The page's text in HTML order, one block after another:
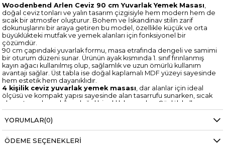
Woodenbend Arlen Ceviz 90 cm Yuvarlak Yemek Masası
doğal ceviz tonları ve yalın tasarım çizgisiyle hem modern hem de
sıcak bir atmosfer oluşturur. Bohem ve İskandinav stilin zarif
dokunuşlarını bir araya getiren bu model, özellikle küçük ve orta
büyüklükteki mutfak ve yemek alanları için fonksiyonel bir
çözümdür.
90 cm çapındaki yuvarlak formu, masa etrafında dengeli ve samimi
bir oturum düzeni sunar. Ürünün ayak kısmında 1. sınıf fırınlanmış
kayın ağacı kullanılmış olup, sağlamlık ve uzun ömürlü kullanım
avantajı sağlar. Üst tabla ise doğal kaplamalı MDF yüzeyi sayesinde
hem estetik hem dayanıklıdır.
4 kişilik ceviz yuvarlak yemek masası , dar alanlar için ideal
ölçüsü ve kompakt yapısı sayesinde alan tasarrufu sunarken, sıcak
ahşap tonuyla mekâna doğal bir şıklık kazandırır. Günlük kullanım
için uygun olan yüzey, hafif nemli bez ile kolayca temizlenebilir.
Kimyasal, dezenfektan ve keskin alkol içeren ürünlerden uzak
tutulması önerilir.
Kurulumu oldukça pratiktir; masa ayakları somun sistemi ile kolayca
monte edilir. Türkiye’nin tüm illerine ücretsiz kargo ile
YORUMLAR(0)
ÖDEME SEÇENEKLERI